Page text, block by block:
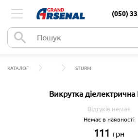
(050)
КАТАЛОГ STURM
Викрутка діелектрична
Відгуків немає
Немає в наявності
111 грн